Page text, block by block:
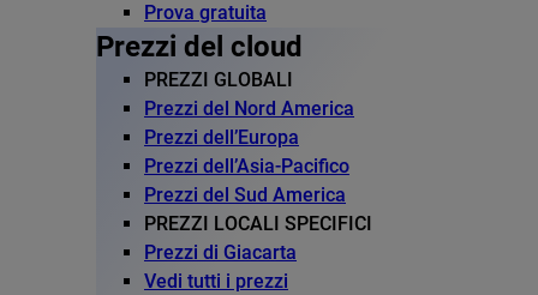
Prova gratuita
Prezzi del cloud
PREZZI GLOBALI
Prezzi del Nord America
Prezzi dell’Europa
Prezzi dell’Asia-Pacifico
Prezzi del Sud America
PREZZI LOCALI SPECIFICI
Prezzi di Giacarta
Vedi tutti i prezzi